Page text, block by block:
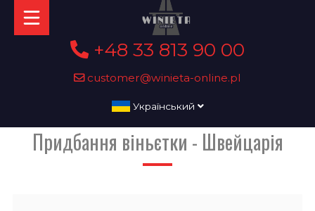
+48 33 813 90 00
customer@winieta-online.pl
Український
Придбання віньєтки - Швейцарія